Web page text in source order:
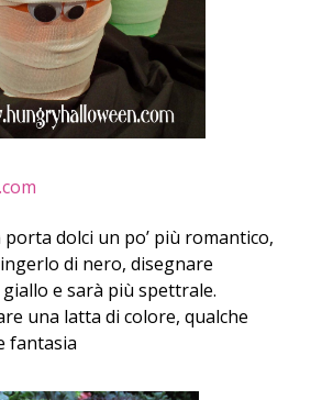
dolci un po’ più romantico,
di nero, disegnare
e sarà più spettrale.
una latta di colore, qualche
fantasia